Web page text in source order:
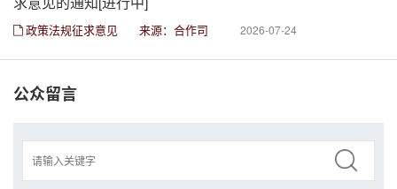
政策法规征求意见 来源：合作司 2026-07-24
公众留言